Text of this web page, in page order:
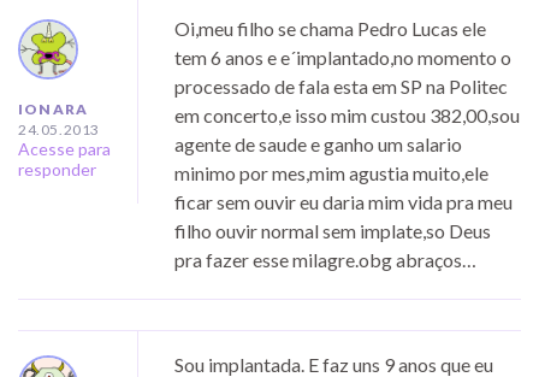
IONARA
24.05.2013
Acesse para
responder
Oi,meu filho se chama Pedro Lucas ele
tem 6 anos e e´implantado,no momento o
processado de fala esta em SP na Politec
em concerto,e isso mim custou 382,00,sou
agente de saude e ganho um salario
minimo por mes,mim agustia muito,ele
ficar sem ouvir eu daria mim vida pra meu
filho ouvir normal sem implate,so Deus
pra fazer esse milagre.obg abraços…
Sou implantada. E faz uns 9 anos que eu